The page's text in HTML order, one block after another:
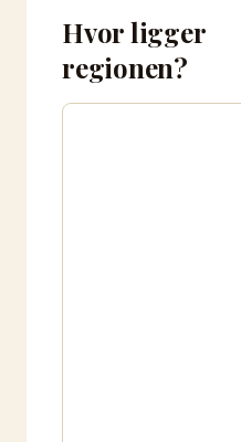
Hvor ligger
regionen?